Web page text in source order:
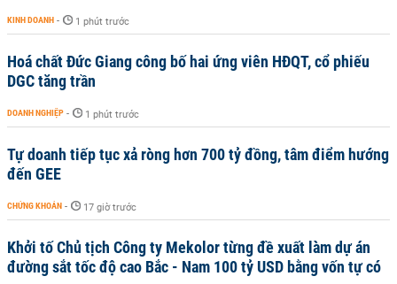
KINH DOANH - 1 phút trước
Hoá chất Đức Giang công bố hai ứng viên HĐQT, cổ phiếu
DGC tăng trần
DOANH NGHIỆP - 1 phút trước
Tự doanh tiếp tục xả ròng hơn 700 tỷ đồng, tâm điểm hướng
đến GEE
CHỨNG KHOÁN - 17 giờ trước
Khởi tố Chủ tịch Công ty Mekolor từng đề xuất làm dự án
đường sắt tốc độ cao Bắc - Nam 100 tỷ USD bằng vốn tự có